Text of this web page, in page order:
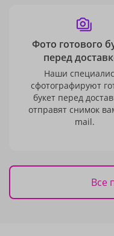
Фото готового
перед
Наши
сфотографируют
букет перед
отправят снимок
mail.
Все